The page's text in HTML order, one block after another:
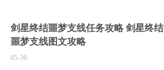
剑星终结噩梦支线任务攻略 剑星终结
噩梦支线图文攻略
05-30